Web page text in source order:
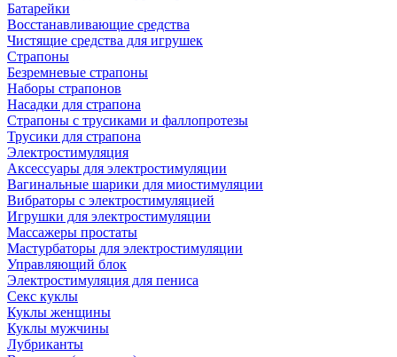
Батарейки
Восстанавливающие средства
Чистящие средства для игрушек
Страпоны
Безремневые страпоны
Наборы страпонов
Насадки для страпона
Страпоны с трусиками и фаллопротезы
Трусики для страпона
Электростимуляция
Аксессуары для электростимуляции
Вагинальные шарики для миостимуляции
Вибраторы с электростимуляцией
Игрушки для электростимуляции
Массажеры простаты
Мастурбаторы для электростимуляции
Управляющий блок
Электростимуляция для пениса
Секс куклы
Куклы женщины
Куклы мужчины
Лубриканты